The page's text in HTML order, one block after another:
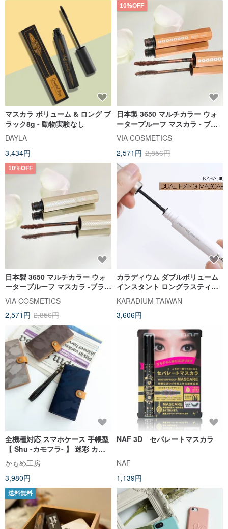
マスカラ ボリューム & ロング ブ
ラック8g - 動物実験なし
DAYLA
3,434円
10%OFF
日本製 3650 マルチカラー ウォ
ータープルーフ マスカラ - ブロ
ンズゴールド| 日本から輸入 | 台
湾代理店直販
VIA COSMETICS
2,571円 2,856円
10%OFF
日本製 3650 マルチカラー ウォ
ータープルーフ マスカラ -ブラウ
ン| 日本から輸入 | 台湾代理店直
販
VIA COSMETICS
2,571円 2,856円
カラディウム ダブルボリューム
インスタント ロングラスティン
グ マスカラ 7ml スリムブラシヘ
ッド ウォータープルーフ にじみ
防止 ロングラスティング
KARADIUM TAIWAN
3,606円
全機種対応 スマホケース 手帳型
【 Shu -カモフラ- 】 迷彩 カモ
フラージュ柄 メンズ 本革 レザー
純国産 AL09K
かもめ工房
3,980円
NAF 3D セパレートマスカラ
NAF
1,139円
送料無料